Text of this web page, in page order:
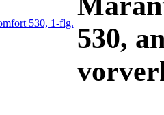
530,